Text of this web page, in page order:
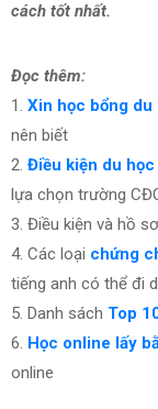
cách tốt nhất.
Đọc thêm:
1. Xin học bổng
nên biết
2. Điều kiện du
lựa chọn trường
3. Điều kiện và hồ
4. Các loại chứng
tiếng anh có thể đi
5. Danh sách Top
6. Học online lấy
online